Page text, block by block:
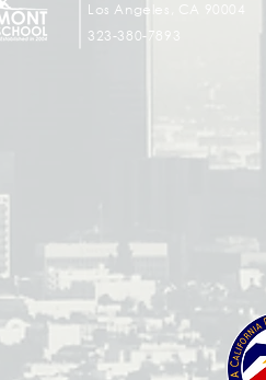
Los Angeles, CA 90004
323-380-7893